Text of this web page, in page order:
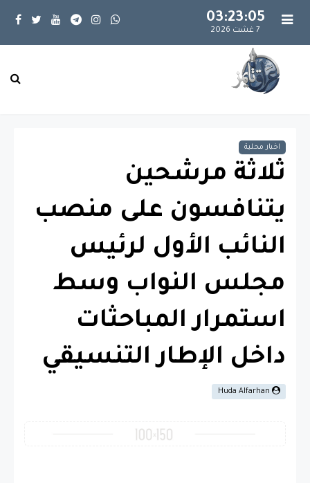
03:23:06
7 غشت 2026
اخبار محلية
ثلاثة مرشحين
يتنافسون على منصب
النائب الأول لرئيس
مجلس النواب وسط
استمرار المباحثات
داخل الإطار التنسيقي
Huda Alfarhan